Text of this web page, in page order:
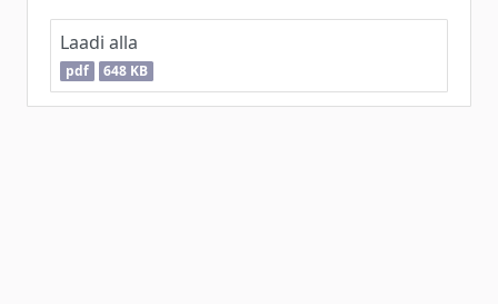
Laadi alla
pdf 648 KB